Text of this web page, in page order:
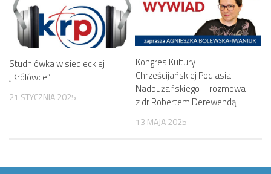
Studniówka w siedleckiej
„Królówce”
21 STYCZNIA 2025
Kongres Kultury
Chrześcijańskiej Podlasia
Nadbużańskiego – rozmowa
z dr Robertem Derewendą
13 MAJA 2025